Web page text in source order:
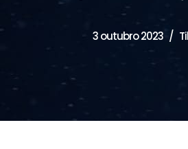
3 outubro 2023